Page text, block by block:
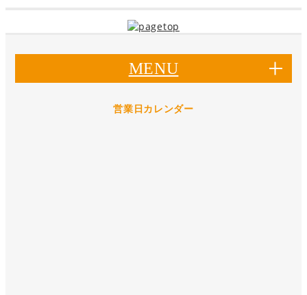
MENU
営業日カレンダー